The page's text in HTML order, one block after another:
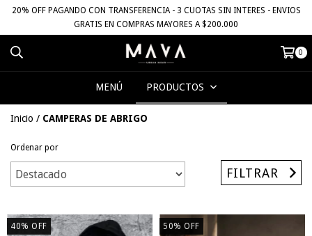
20% OFF PAGANDO CON TRANSFERENCIA - 3 CUOTAS SIN INTERES - ENVIOS
GRATIS EN COMPRAS MAYORES A $200.000
0
MENÚ PRODUCTOS
Inicio / CAMPERAS DE ABRIGO
Ordenar por
FILTRAR
40% OFF 50% OFF